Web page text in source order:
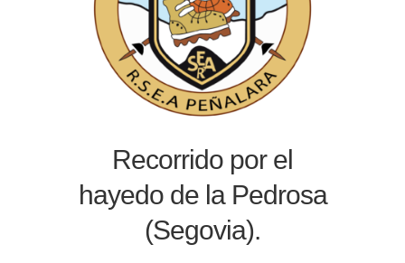
Recorrido por el
hayedo de la Pedrosa
(Segovia).